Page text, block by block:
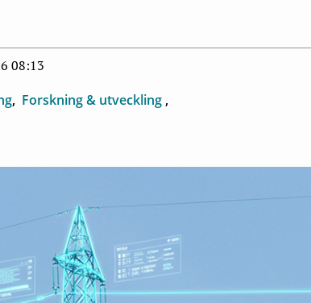
08:13
Forskning & utveckling